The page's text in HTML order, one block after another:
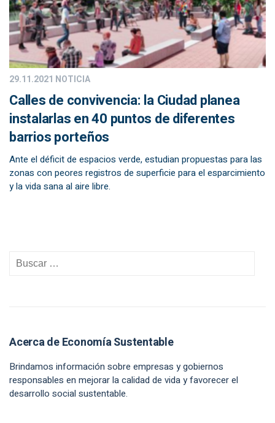
29.11.2021 NOTICIA
Calles de convivencia: la Ciudad planea
instalarlas en 40 puntos de diferentes
barrios porteños
Ante el déficit de espacios verde, estudian propuestas para las
zonas con peores registros de superficie para el esparcimiento
y la vida sana al aire libre.
Acerca de Economía Sustentable
Brindamos información sobre empresas y gobiernos
responsables en mejorar la calidad de vida y favorecer el
desarrollo social sustentable.